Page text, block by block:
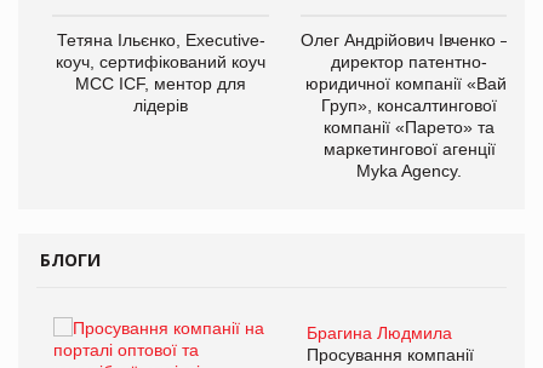
Тетяна Ільєнко, Executive-
коуч, сертифікований коуч
МСС ICF, ментор для
лідерів
Олег Андрійович Івченко —
директор патентно-
юридичної компанії «Вайз
Груп», консалтингової
компанії «Парето» та
маркетингової агенції
Myka Agency.
БЛОГИ
Брагина Людмила
Просування компанії